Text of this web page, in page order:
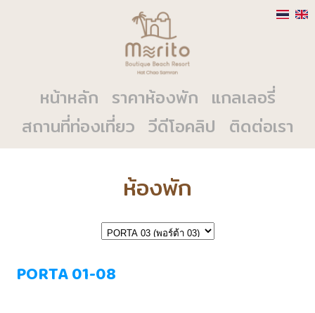
หน้าหลัก ราคาห้องพัก แกลเลอรี่
สถานที่ท่องเที่ยว วีดีโอคลิป ติดต่อเรา
ห้องพัก
PORTA 01-08